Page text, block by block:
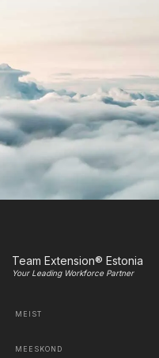
Team Extension® Estonia
Your Leading Workforce Partner
MEIST
MEESKOND